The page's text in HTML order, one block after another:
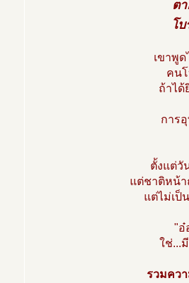
ต
โ
เขาพู
คน
ถ้าได้
การ
ตั้งแต่วั
แต่ชาติหน้า
แต่ไม่เป็
"อ๋
ใช่...
รวมคว